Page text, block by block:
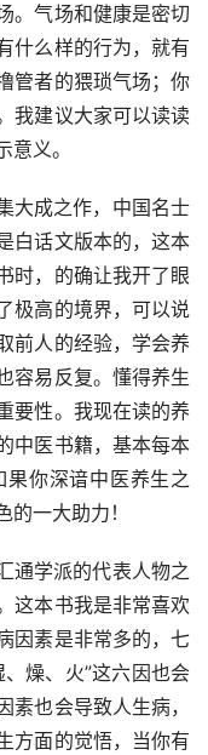
。气场和健康是密切
什么样的行为，就有
管者的猥琐气场；你
我建议大家可以读读
义。
大成之作，中国名士
白话文版本的，这本
时，的确让我开了眼
极高的境界，可以说
前人的经验，学会养
容易反复。懂得养生
要性。我现在读的养
中医书籍，基本每本
果你深谙中医养生之
一大助力！
通学派的代表人物之
这本书我是非常喜欢
因素是非常多的，七
燥、火”这六因也会
也会导致人生病，
方面的觉悟，当你有